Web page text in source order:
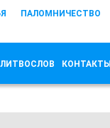
ПАЛОМНИЧЕСТВО
КОНТАКТЫ